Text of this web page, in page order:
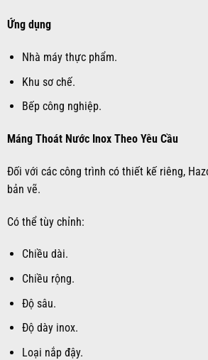
Ứng dụng
Nhà máy thực phẩm.
Khu sơ chế.
Bếp công nghiệp.
Máng Thoát Nước Inox Theo Yêu Cầu
Đối với các công trình có thiết kế riêng,
bản vẽ.
Có thể tùy chỉnh:
Chiều dài.
Chiều rộng.
Độ sâu.
Độ dày inox.
Loại nắp đậy.